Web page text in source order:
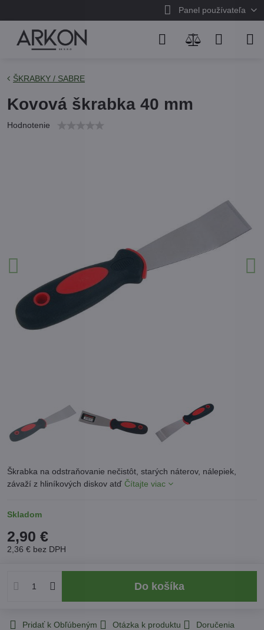
Panel používateľa
ŠKRABKY / SABRE
Kovová škrabka 40 mm
Hodnotenie
Škrabka na odstraňovanie nečistôt, starých náterov, nálepiek,
závaží z hliníkových diskov atď Čítajte viac
Skladom
2,90 €
2,36 € bez DPH
Do košíka
Pridať k Obľúbeným Otázka k produktu Doručenia